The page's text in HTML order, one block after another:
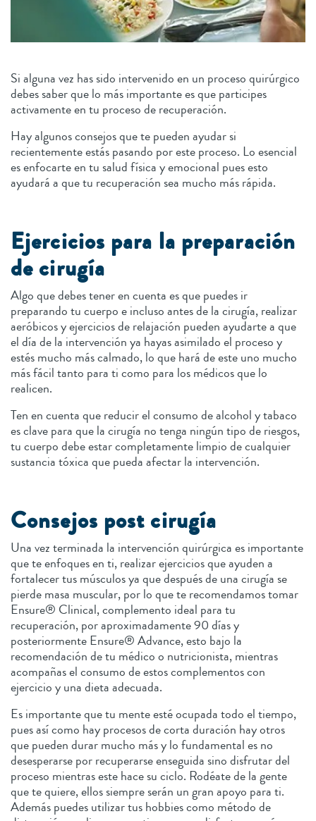
Si alguna vez has sido intervenido en un proceso quirúrgico
debes saber que lo más importante es que participes
activamente en tu proceso de recuperación.
Hay algunos consejos que te pueden ayudar si
recientemente estás pasando por este proceso. Lo esencial
es enfocarte en tu salud física y emocional pues esto
ayudará a que tu recuperación sea mucho más rápida.
Ejercicios para la preparación
de cirugía
Algo que debes tener en cuenta es que puedes ir
preparando tu cuerpo e incluso antes de la cirugía, realizar
aeróbicos y ejercicios de relajación pueden ayudarte a que
el día de la intervención ya hayas asimilado el proceso y
estés mucho más calmado, lo que hará de este uno mucho
más fácil tanto para ti como para los médicos que lo
realicen.
Ten en cuenta que reducir el consumo de alcohol y tabaco
es clave para que la cirugía no tenga ningún tipo de riesgos,
tu cuerpo debe estar completamente limpio de cualquier
sustancia tóxica que pueda afectar la intervención.
Consejos post cirugía
Una vez terminada la intervención quirúrgica es importante
que te enfoques en ti, realizar ejercicios que ayuden a
fortalecer tus músculos ya que después de una cirugía se
pierde masa muscular, por lo que te recomendamos tomar
Ensure® Clinical, complemento ideal para tu
recuperación, por aproximadamente 90 días y
posteriormente Ensure® Advance, esto bajo la
recomendación de tu médico o nutricionista, mientras
acompañas el consumo de estos complementos con
ejercicio y una dieta adecuada.
Es importante que tu mente esté ocupada todo el tiempo,
pues así como hay procesos de corta duración hay otros
que pueden durar mucho más y lo fundamental es no
desesperarse por recuperarse enseguida sino disfrutar del
proceso mientras este hace su ciclo. Rodéate de la gente
que te quiere, ellos siempre serán un gran apoyo para ti.
Además puedes utilizar tus hobbies como método de